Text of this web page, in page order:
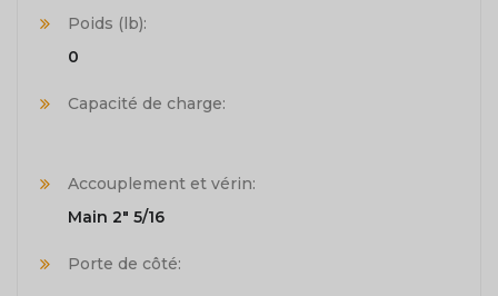
Poids (lb):
0
Capacité de charge:
Accouplement et vérin:
Main 2" 5/16
Porte de côté: